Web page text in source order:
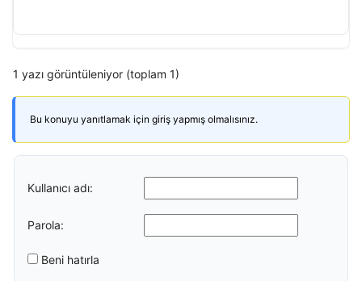
1 yazı görüntüleniyor (toplam 1)
Bu konuyu yanıtlamak için giriş yapmış olmalısınız.
Kullanıcı adı:
Parola:
Beni hatırla